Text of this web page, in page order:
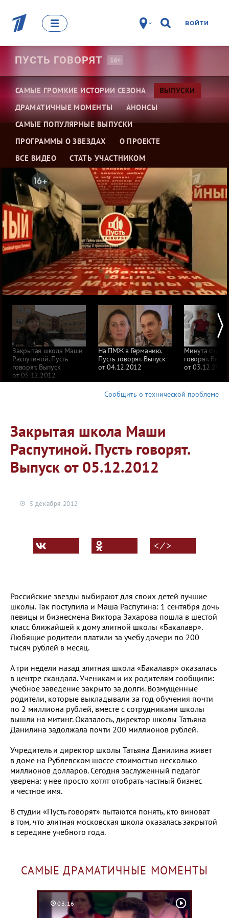
ВОЙТИ
ПУСТЬ ГОВОРЯТ 16+
САМЫЕ ГРОМКИЕ ИСТОРИИ СЕЗОНА
ВЫПУСКИ
ДРАМАТИЧНЫЕ МОМЕНТЫ
АНОНСЫ
САМЫЕ ПОПУЛЯРНЫЕ ВЫПУСКИ
ПРОГРАММЫ О ЗВЕЗДАХ
О ПРОЕКТЕ
ВСЕ ВИДЕО
СТАТЬ УЧАСТНИКОМ
Закрытая школа Маши
Распутиной. Пусть
говорят. Выпуск
от 05.12.2012
На ПМЖ в Германию.
Пусть говорят. Выпуск
от 04.12.2012
Минута
говорят.
от 03.12.2012
Сообщить о технической проблеме
Закрытая школа Маши
Распутиной. Пусть говорят.
Выпуск от 05.12.2012
5 декабря 2012
< ⁄ >
Российские звезды выбирают для своих детей лучшие
школы. Так поступила и Маша Распутина: 1 сентября дочь
певицы и бизнесмена Виктора Захарова пошла в шестой
класс ближайшей к дому элитной школы «Бакалавр».
Любящие родители платили за учебу дочери по 200
тысяч рублей в месяц.
А три недели назад элитная школа «Бакалавр» оказалась
в центре скандала. Ученикам и их родителям сообщили:
учебное заведение закрыто за долги. Возмущенные
родители, которые выкладывали за год обучения почти
по 2 миллиона рублей, вместе с сотрудниками школы
вышли на митинг. Оказалось, директор школы Татьяна
Данилина задолжала почти 200 миллионов рублей.
Учредитель и директор школы Татьяна Данилина живет
в доме на Рублевском шоссе стоимостью несколько
миллионов долларов. Сегодня заслуженный педагог
уверена: у нее просто хотят отобрать частный бизнес
и честное имя.
В студии «Пусть говорят» пытаются понять, кто виноват
в том, что элитная московская школа оказалась закрытой
в середине учебного года.
САМЫЕ ДРАМАТИЧНЫЕ МОМЕНТЫ
03:16